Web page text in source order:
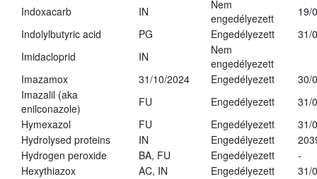
Indoxacarb
IN
Nem
engedélyezett
19/
Indolylbutyric acid
PG Engedélyezett
31/
Imidacloprid
IN
Nem
engedélyezett
Imazamox
31/10/2024 Engedélyezett
30/
Imazalil (aka
enilconazole)
FU Engedélyezett
31/
Hymexazol
FU Engedélyezett
31/
Hydrolysed proteins
IN Engedélyezett
Hydrogen peroxide
BA, FU Engedélyezett
-
Hexythiazox
AC, IN Engedélyezett
31/